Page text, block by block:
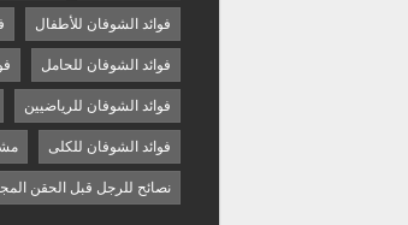
فوائد الشوفان للأطفال
فوائد الشوفان للحامل
فوائد الشوفان للرياضيين
فوائد الشوفان للكلى
نصائح للرجل قبل الحقن